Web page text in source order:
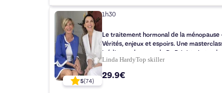
5(74)
1h30
Le traitement hormonal de la ménopause
Vérités, enjeux et espoirs. Une
inédite en duo avec le Dr Brigitte
gynécologue de renom
Linda HardyTop skiller
29.9€